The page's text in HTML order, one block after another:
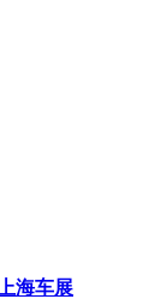
上海车展